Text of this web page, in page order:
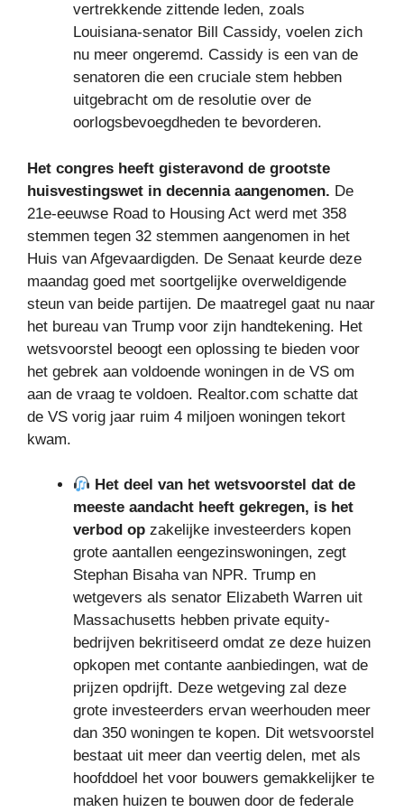
vertrekkende zittende leden, zoals
Louisiana-senator Bill Cassidy, voelen zich
nu meer ongeremd. Cassidy is een van de
senatoren die een cruciale stem hebben
uitgebracht om de resolutie over de
oorlogsbevoegdheden te bevorderen.
Het congres heeft gisteravond de grootste
huisvestingswet in decennia aangenomen. De
21e-eeuwse Road to Housing Act werd met 358
stemmen tegen 32 stemmen aangenomen in het
Huis van Afgevaardigden. De Senaat keurde deze
maandag goed met soortgelijke overweldigende
steun van beide partijen. De maatregel gaat nu naar
het bureau van Trump voor zijn handtekening. Het
wetsvoorstel beoogt een oplossing te bieden voor
het gebrek aan voldoende woningen in de VS om
aan de vraag te voldoen. Realtor.com schatte dat
de VS vorig jaar ruim 4 miljoen woningen tekort
kwam.
Het deel van het wetsvoorstel dat de
meeste aandacht heeft gekregen, is het
verbod op zakelijke investeerders kopen
grote aantallen eengezinswoningen, zegt
Stephan Bisaha van NPR. Trump en
wetgevers als senator Elizabeth Warren uit
Massachusetts hebben private equity-
bedrijven bekritiseerd omdat ze deze huizen
opkopen met contante aanbiedingen, wat de
prijzen opdrijft. Deze wetgeving zal deze
grote investeerders ervan weerhouden meer
dan 350 woningen te kopen. Dit wetsvoorstel
bestaat uit meer dan veertig delen, met als
hoofddoel het voor bouwers gemakkelijker te
maken huizen te bouwen door de federale